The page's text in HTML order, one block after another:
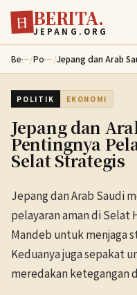
Lewati ke konten
日 BERITA.
JEPANG.ORG
Berita/ Politik /
POLITIK EKONOMI
Jepang dan
Pentingnya
Selat Strategis
Jepang dan Arab Saudi
pelayaran aman di Selat
Mandeb untuk menjaga
Keduanya juga sepakat
meredakan ketegangan